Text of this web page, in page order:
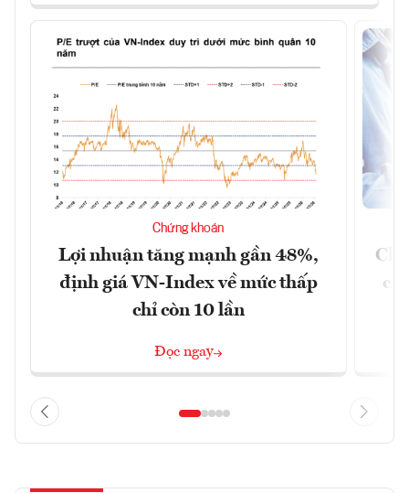
Chứng khoán
Lợi nhuận tăng mạnh gần 48%,
định giá VN-Index về mức thấp
chỉ còn 10 lần
Đọc ngay